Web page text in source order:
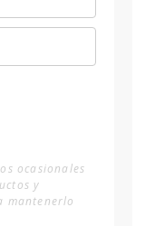
ocasionales
y
mantenerlo